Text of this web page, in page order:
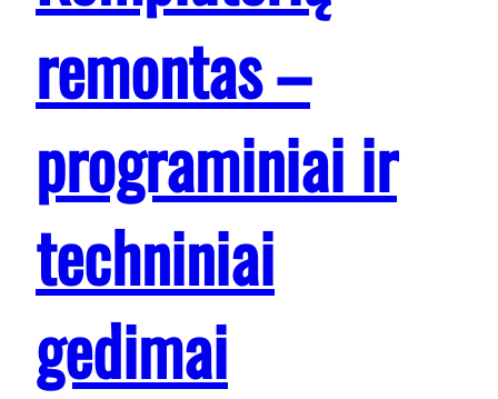
remontas –
programiniai ir
techniniai
gedimai